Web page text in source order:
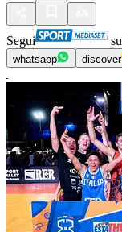
Segui su
whatsapp discover